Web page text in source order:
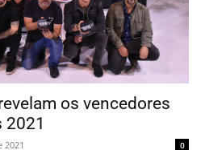
os vencedores
2021
2021 0